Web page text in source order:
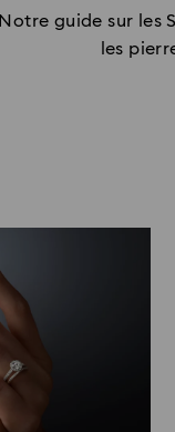
Notre guide sur les
les